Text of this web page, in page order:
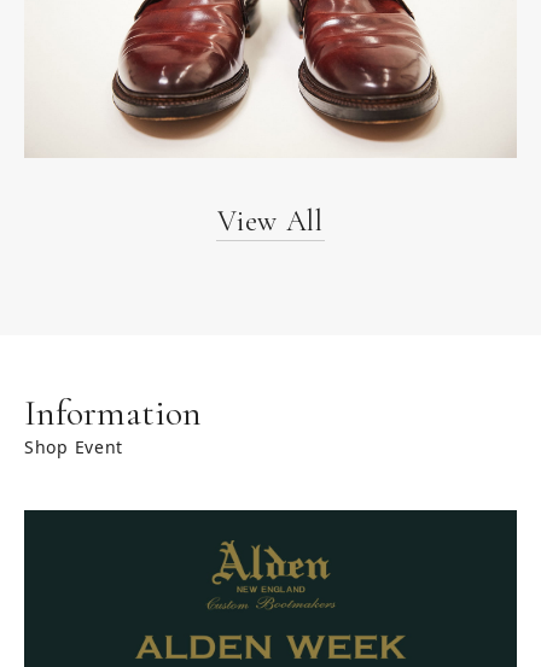
View All
Information
Shop Event